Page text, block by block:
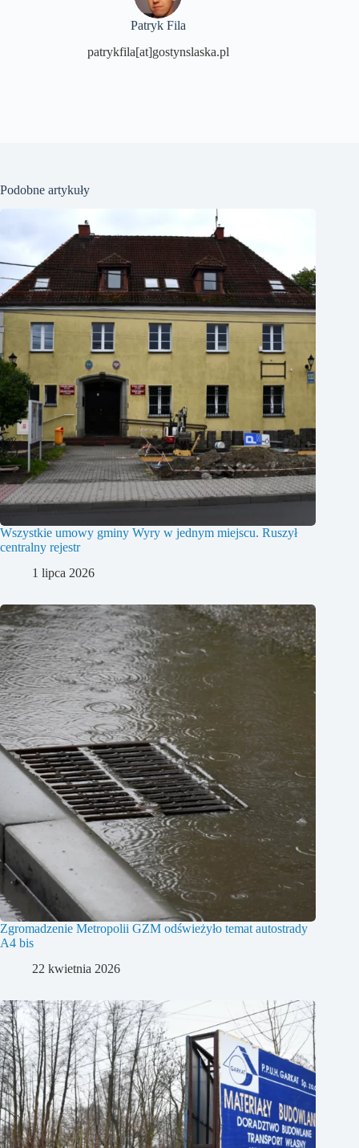
Patryk Fila
patrykfila[at]gostynslaska.pl
Podobne artykuły
Wszystkie umowy gminy Wyry w jednym miejscu. Ruszył
centralny rejestr
1 lipca 2026
Zgromadzenie Metropolii GZM odświeżyło temat autostrady
A4 bis
22 kwietnia 2026